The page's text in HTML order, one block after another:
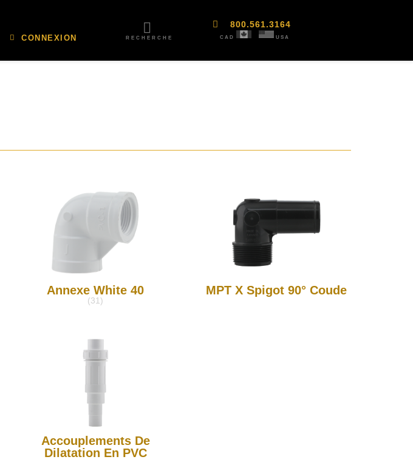
CONNEXION RECHERCHE
800.561.3164
CAD USA
Annexe White 40
(31)
MPT X Spigot 90° Coude
Accouplements De
Dilatation En PVC